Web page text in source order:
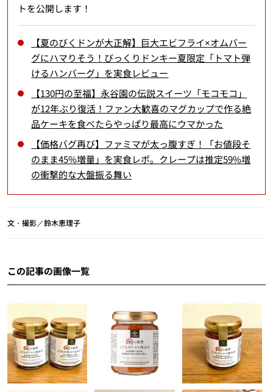
トを公開します！
【夏のびくドンが大正解】巨大エビフライ×オムバー
グにハマりそう！びっくりドンキー夏限定「トマト弾
けるハンバーグ」を実食レビュー
【130円の至福】永谷園の伝説スイーツ「モコモコ」
が12年ぶり復活！ファン大歓喜のマグカップで作る絶
品ケーキを食べたらやっぱり最高にウマかった
【価格バグ再び】ファミマが太っ腹すぎ！「お値段そ
のまま45%増量」を実食レポ。クレープは推定59%増
の衝撃的な大盤振る舞い
文・撮影／鈴木恵理子
この記事の画像一覧